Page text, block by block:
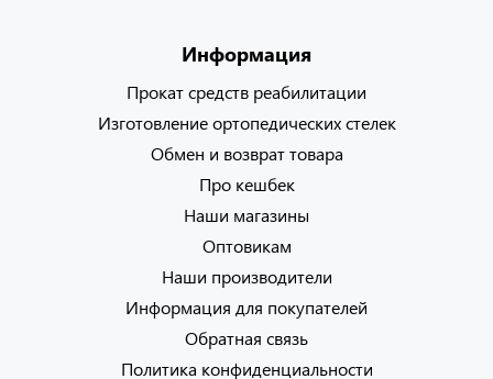
Информация
Прокат средств реабилитации
Изготовление ортопедических стелек
Обмен и возврат товара
Про кешбек
Наши магазины
Оптовикам
Наши производители
Информация для покупателей
Обратная связь
Политика конфиденциальности